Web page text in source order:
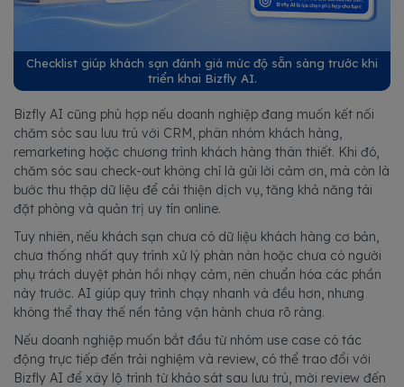
Checklist giúp khách sạn đánh giá mức độ sẵn sàng trước khi
triển khai Bizfly AI.
Bizfly AI cũng phù hợp nếu doanh nghiệp đang muốn kết nối
chăm sóc sau lưu trú với CRM, phân nhóm khách hàng,
remarketing hoặc chương trình khách hàng thân thiết. Khi đó,
chăm sóc sau check-out không chỉ là gửi lời cảm ơn, mà còn là
bước thu thập dữ liệu để cải thiện dịch vụ, tăng khả năng tái
đặt phòng và quản trị uy tín online.
Tuy nhiên, nếu khách sạn chưa có dữ liệu khách hàng cơ bản,
chưa thống nhất quy trình xử lý phàn nàn hoặc chưa có người
phụ trách duyệt phản hồi nhạy cảm, nên chuẩn hóa các phần
này trước. AI giúp quy trình chạy nhanh và đều hơn, nhưng
không thể thay thế nền tảng vận hành chưa rõ ràng.
Nếu doanh nghiệp muốn bắt đầu từ nhóm use case có tác
động trực tiếp đến trải nghiệm và review, có thể trao đổi với
Bizfly AI để xây lộ trình từ khảo sát sau lưu trú, mời review đến